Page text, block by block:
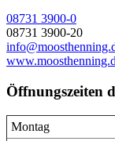
08731 3900-0
08731 3900-20
Öffnungszeiten
Montag